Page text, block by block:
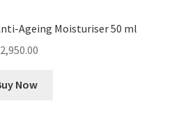
Ageing Moisturiser 50 ml
2,950.00
Now